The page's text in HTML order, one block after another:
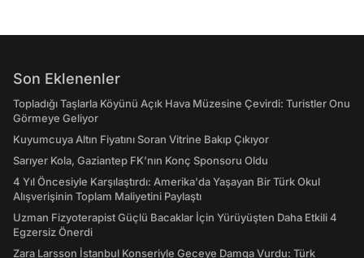
Son Eklenenler
Topladığı Taşlarla Köyünü Açık Hava Müzesine Çevirdi: Turistler Onu
Görmeye Geliyor
Kuyumcuya Altın Fiyatını Soran Vitrine Bakıp Çıkıyor
Sarıyer Kola, Gaziantep FK’nın Konç Sponsoru Oldu
4 Yıl Öncesiyle Karşılaştırdı: Amerika'da Yaşayan Bir Türk Okul
Alışverişinin Toplam Maliyetini Paylaştı
Uzman Fizyoterapist Güçlü Bacaklar İçin Yürüyüşten Daha Etkili 4
Egzersiz Önerdi
Zara Larsson İstanbul Konseriyle Geceye Damga Vurdu: Türk